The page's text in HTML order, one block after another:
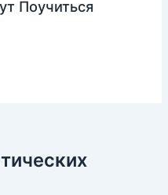
Поучиться